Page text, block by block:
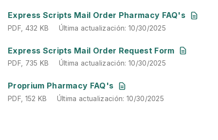
Express Scripts Mail Order Pharmacy FAQ's
PDF,432 KB Última actualización:10/30/2025
PDF, 432 KB Última actualización: 10/30/2025
Express Scripts Mail Order Request Form
PDF,735 KB Última actualización:10/30/2025
PDF, 735 KB Última actualización: 10/30/2025
Proprium Pharmacy FAQ's
PDF,152 KB Última actualización:
PDF, 152 KB Última actualización: 10/30/2025